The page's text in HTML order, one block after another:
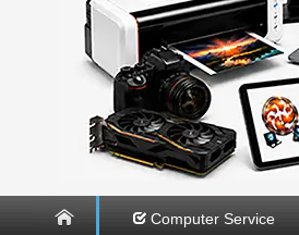
Computer Service